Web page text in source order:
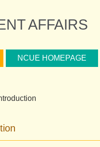
AFFAIRS
NCUE HOMEPAGE